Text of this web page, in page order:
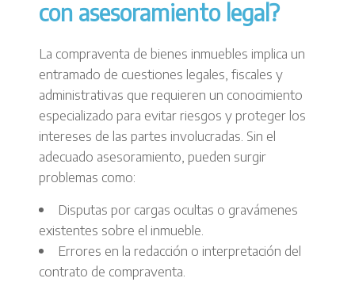
con asesoramiento legal?
La compraventa de bienes inmuebles implica un
entramado de cuestiones legales, fiscales y
administrativas que requieren un conocimiento
especializado para evitar riesgos y proteger los
intereses de las partes involucradas. Sin el
adecuado asesoramiento, pueden surgir
problemas como:
Disputas por cargas ocultas o gravámenes
existentes sobre el inmueble.
Errores en la redacción o interpretación del
contrato de compraventa.